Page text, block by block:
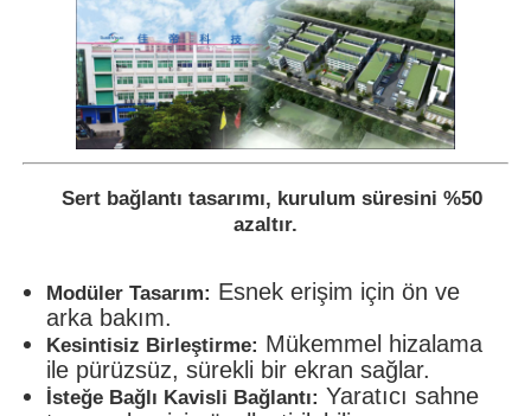
Sert bağlantı tasarımı, kurulum süresini %50
azaltır.
Modüler Tasarım: Esnek erişim için ön ve
arka bakım.
Kesintisiz Birleştirme: Mükemmel hizalama
ile pürüzsüz, sürekli bir ekran sağlar.
İsteğe Bağlı Kavisli Bağlantı: Yaratıcı sahne